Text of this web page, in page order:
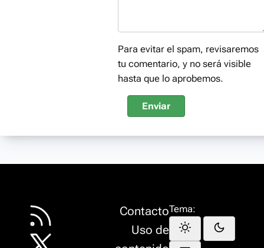
Para evitar el spam, revisaremos
tu comentario, y no será visible
hasta que lo aprobemos.
Enviar
Contacto
Uso de
Tema: